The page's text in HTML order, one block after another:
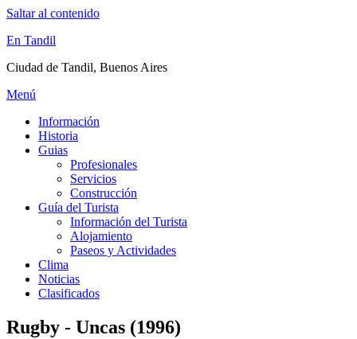
Saltar al contenido
En Tandil
Ciudad de Tandil, Buenos Aires
Menú
Información
Historia
Guias
Profesionales
Servicios
Construcción
Guía del Turista
Información del Turista
Alojamiento
Paseos y Actividades
Clima
Noticias
Clasificados
Rugby - Uncas (1996)